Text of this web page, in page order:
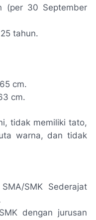
(per 30 September
tahun.
cm.
cm.
tidak memiliki tato,
warna, dan tidak
SMK Sederajat
dengan jurusan